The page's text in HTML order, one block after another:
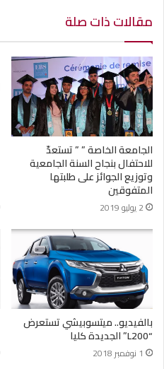
مقالات ذات صلة
الجامعة الخاصة ” ” تستعدّ
للاحتفال بنجاح السنة الجامعية
وتوزيع الجوائز على طلبتها
المتفوقين
2 يوليو 2019
بالفيديو.. ميتسوبيشي تستعرض
“L200” الجديدة كليا
1 نوفمبر 2018